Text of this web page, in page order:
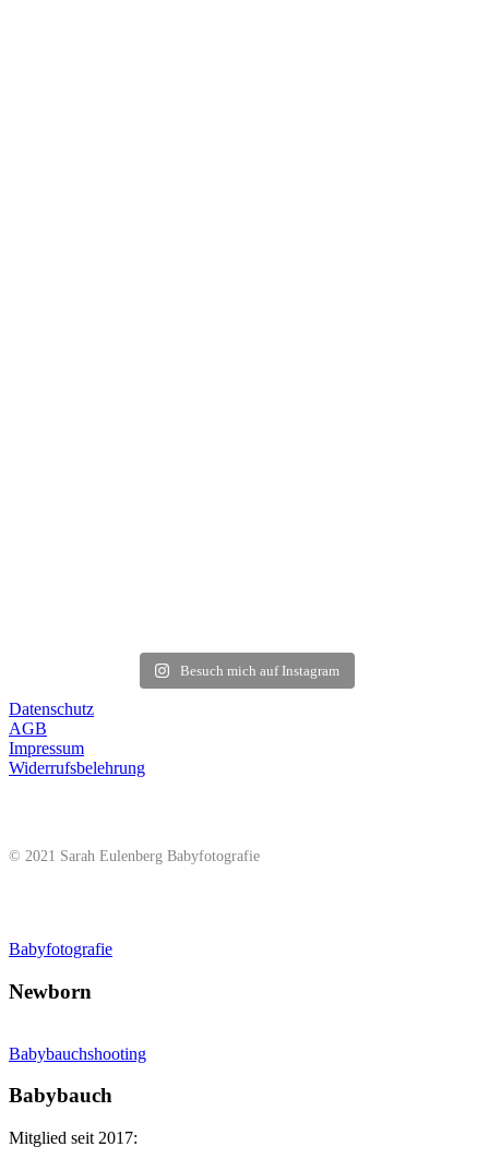
Besuch mich auf Instagram
Datenschutz
AGB
Impressum
Widerrufsbelehrung
© 2021 Sarah Eulenberg Babyfotografie
Babyfotografie
Newborn
Babybauchshooting
Babybauch
Mitglied seit 2017: